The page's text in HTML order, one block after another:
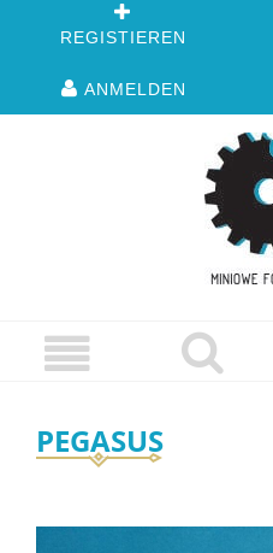
REGISTIEREN
ANMELDEN
PEGASUS